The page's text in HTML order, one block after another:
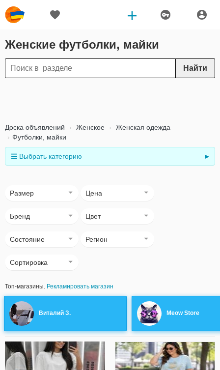
Женские футболки, майки
Найти
Доска объявлений Женское
Женская одежда
Футболки, майки
Выбрать категорию ►
Размер Цена
Бренд Цвет
Состояние Регион
Сортировка
Топ-магазины. Рекламировать магазин
Виталий З. Meow Store